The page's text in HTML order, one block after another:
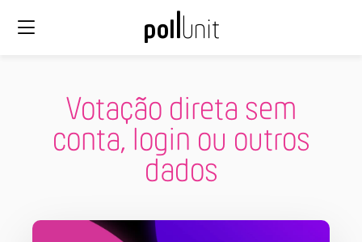
Votação direta sem
conta, login ou outros
dados